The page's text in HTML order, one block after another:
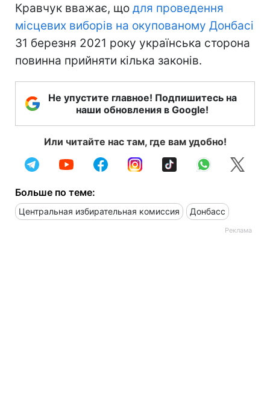
Кравчук вважає, що для проведення
місцевих виборів на окупованому Донбасі
31 березня 2021 року українська сторона
повинна прийняти кілька законів.
Не упустите главное! Подпишитесь на
наши обновления в Google!
Или читайте нас там, где вам удобно!
Больше по теме:
Центральная избирательная комиссия Донбасс